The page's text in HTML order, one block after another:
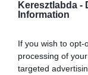
Keresztlabda -
Information
If you wish to
processing of
targeted